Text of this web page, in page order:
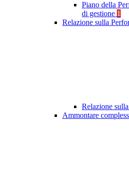
Piano della
di gestione 1
Relazione sulla
Relazione
Ammontare